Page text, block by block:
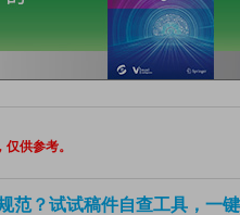
供参考。
范？试试稿件自查工具，一